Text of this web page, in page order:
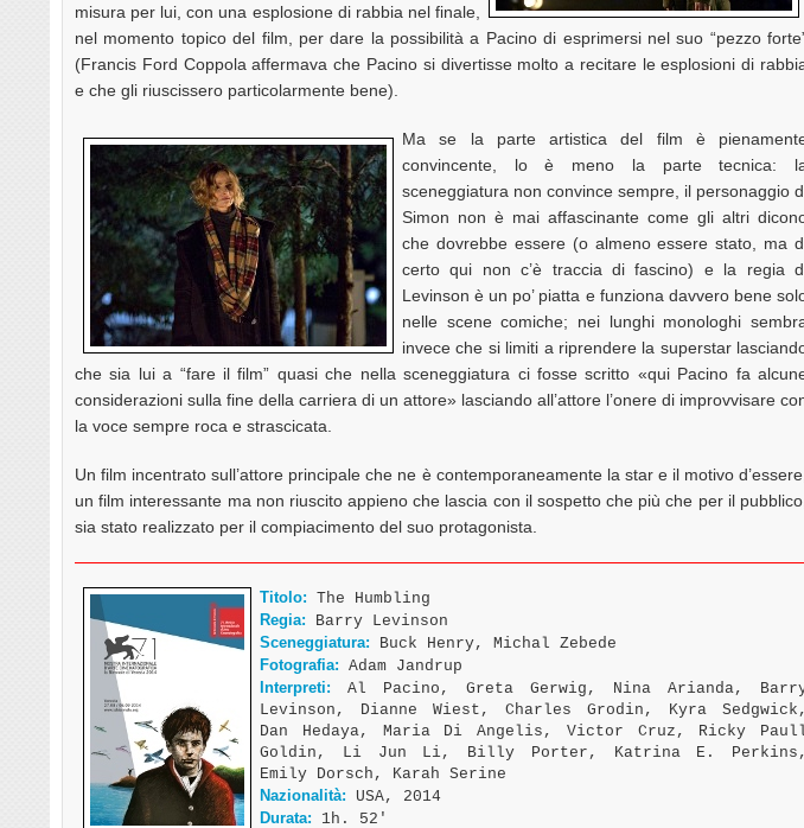
misura per lui, con una esplosione di rabbia nel finale,
nel momento topico del film, per dare la possibilità a Pacino di esprimersi nel suo “pezzo
(Francis Ford Coppola affermava che Pacino si divertisse molto a recitare le esplosioni di
e che gli riuscissero particolarmente bene).
Ma se la parte artistica del film è
convincente, lo è meno la parte tecnica:
sceneggiatura non convince sempre, il personaggio
Simon non è mai affascinante come gli altri
che dovrebbe essere (o almeno essere stato, ma
certo qui non c’è traccia di fascino) e la regia
Levinson è un po’ piatta e funziona davvero bene
nelle scene comiche; nei lunghi monologhi
invece che si limiti a riprendere la superstar
che sia lui a “fare il film” quasi che nella sceneggiatura ci fosse scritto «qui Pacino fa
considerazioni sulla fine della carriera di un attore» lasciando all’attore l’onere di improvvisare
la voce sempre roca e strascicata.
Un film incentrato sull’attore principale che ne è contemporaneamente la star e il motivo d’essere,
un film interessante ma non riuscito appieno che lascia con il sospetto che più che per il pubblico,
sia stato realizzato per il compiacimento del suo protagonista.
Titolo: The Humbling
Regia: Barry Levinson
Sceneggiatura: Buck Henry, Michal Zebede
Fotografia: Adam Jandrup
Interpreti: Al Pacino, Greta Gerwig, Nina Arianda,
Levinson, Dianne Wiest, Charles Grodin, Kyra Sedgwick,
Dan Hedaya, Maria Di Angelis, Victor Cruz, Ricky
Goldin, Li Jun Li, Billy Porter, Katrina E. Perkins,
Emily Dorsch, Karah Serine
Nazionalità: USA, 2014
Durata: 1h. 52′